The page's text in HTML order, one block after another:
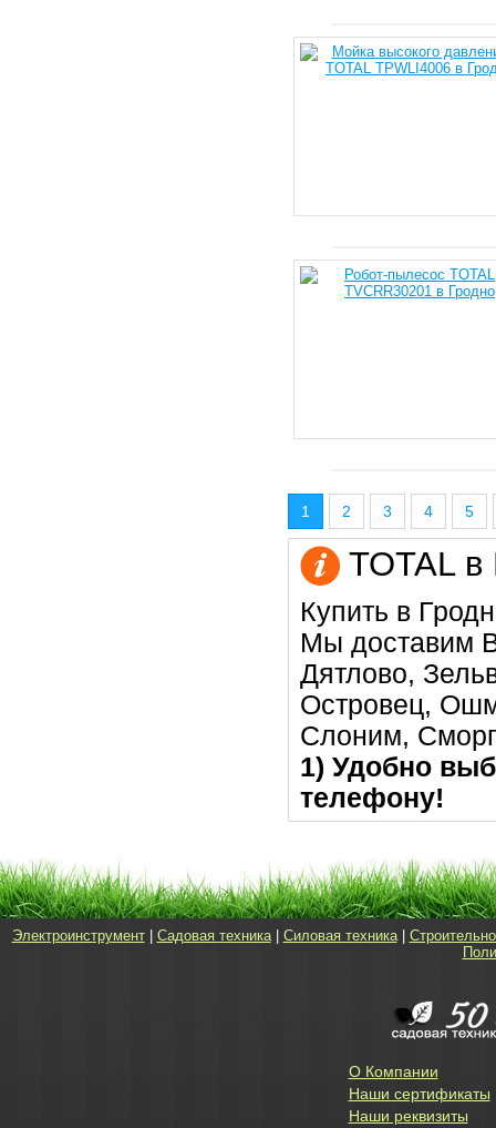
1 2 3 4 5
TOTAL в
Купить в
Мы доставим
Дятлово,
Островец,
Слоним,
1) Удобно
телефону!
Электроинструмент| Садовая техника| Силовая техника|
О Компании
Наши сертификаты
Наши реквизиты